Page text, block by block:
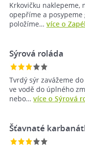
Krkovičku naklepeme,
opepříme a
položíme… více o
Sýrová roláda
Tvrdý sýr zavážeme
ve vodě do úplného
nebo… více o Sýrová
Šťavnaté